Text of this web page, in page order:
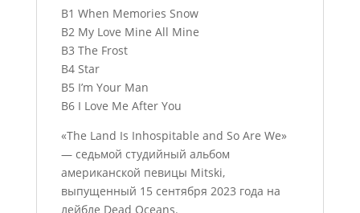
B1 When Memories Snow
B2 My Love Mine All Mine
B3 The Frost
B4 Star
B5 I’m Your Man
B6 I Love Me After You
«The Land Is Inhospitable and So Are We»
— седьмой студийный альбом
американской певицы Mitski,
выпущенный 15 сентября 2023 года на
лейбле Dead Oceans.